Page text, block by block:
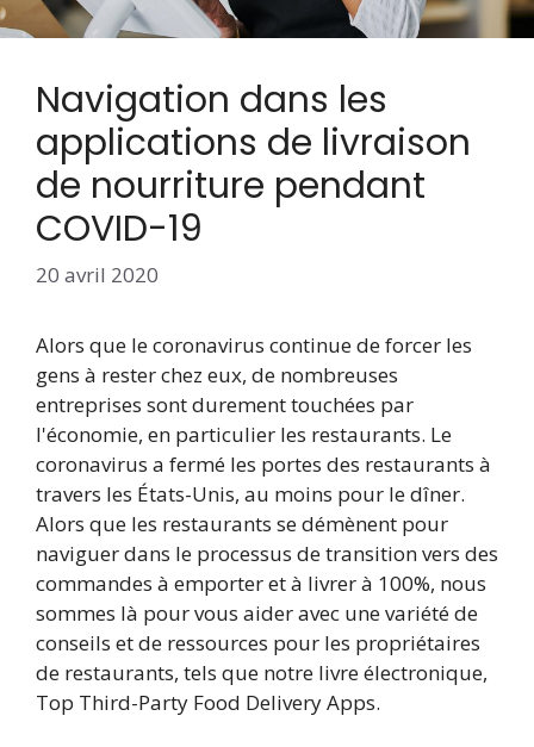
Navigation dans les
applications de livraison
de nourriture pendant
COVID-19
20 avril 2020
Alors que le coronavirus continue de forcer les
gens à rester chez eux, de nombreuses
entreprises sont durement touchées par
l'économie, en particulier les restaurants. Le
coronavirus a fermé les portes des restaurants à
travers les États-Unis, au moins pour le dîner.
Alors que les restaurants se démènent pour
naviguer dans le processus de transition vers des
commandes à emporter et à livrer à 100%, nous
sommes là pour vous aider avec une variété de
conseils et de ressources pour les propriétaires
de restaurants, tels que notre livre électronique,
Top Third-Party Food Delivery Apps.